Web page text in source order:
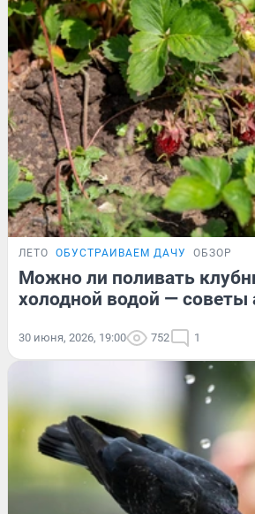
ЛЕТО ОБУСТРАИВАЕМ ДАЧУ ОБЗОР
Можно ли поливать
холодной водой — советы
30 июня, 2026, 19:00 752 1